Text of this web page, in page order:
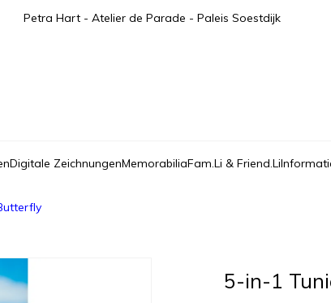
Petra Hart - Atelier de Parade - Paleis Soestdijk
Digitale ZeichnungenMemorabiliaFam.Li & Friend.Li
5-in-1